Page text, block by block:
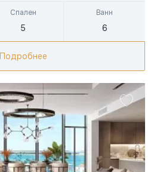
Спален
5
Ванн
6
Подробнее